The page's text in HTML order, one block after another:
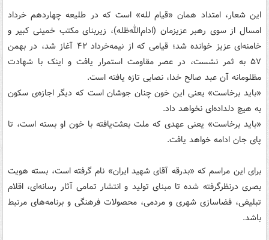
این شعار، امتداد همان «قیام لله» است که در طلیعه چهاردهم خرداد
امسال از سوی رهبر عزیزمان (ادام‌الله‌ظله)، زیربنای مکتب خمینی کبیر و
خامنه‌ای عزیز خوانده شد؛ قیامی که از نیمه‌خرداد ۴۲ آغاز شد، در بهمن
۵۷ به ثمر نشست، در عصر مقاومت استمرار یافت و اینک با شهادت
مظلومانه آن عبد صالح خدا، نصابی تازه یافته است.
«باید برخاست» یعنی این خون چنان جوشان است که دیگر اجازه‌ی سکون
به هیچ دلداده‌ای نخواهد داد.
«باید برخاست» یعنی عهدی که ملت بعثت‌یافته با خون او بسته است، تا
پای جان ادامه خواهد یافت.
برای این مراسم که «بدرقه آقای شهید ایران» نام گرفته است، بسته هویت
بصری درنظرگرفته شده تا مبنای تولید و انتشار تمامی آثار رسانه‌ای، اقلام
تبلیغی، فضاسازی شهری و مردمی، محصولات فرهنگی و برنامه‌های مرتبط
باشد.